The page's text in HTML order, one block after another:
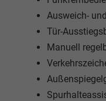
Ausweich-
Tür-
Manuell